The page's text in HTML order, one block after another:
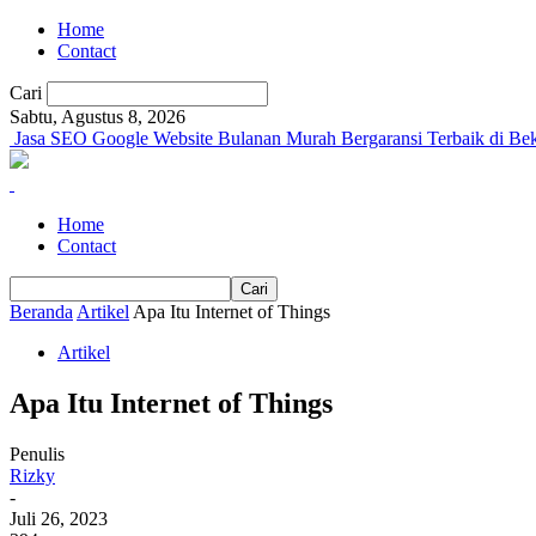
Home
Contact
Cari
Sabtu, Agustus 8, 2026
Jasa SEO Google Website Bulanan Murah Bergaransi Terbaik di
Home
Contact
Beranda Artikel Apa Itu Internet of Things
Artikel
Apa Itu Internet of Things
Penulis
Rizky
-
Juli 26, 2023